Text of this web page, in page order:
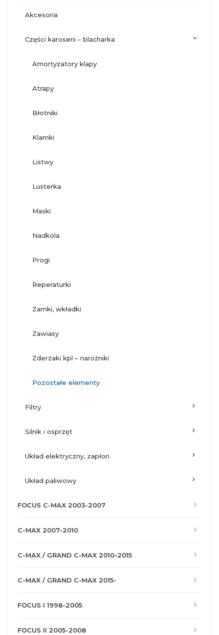
akcesoria
części karoserii – blacharka
amortyzatory klapy
atrapy
błotniki
klamki
listwy
lusterka
maski
nadkola
progi
reperaturki
zamki, wkładki
zawiasy
zderzaki kpl – narożniki
pozostałe elementy
filtry
silnik i osprzęt
układ elektryczny, zapłon
układ paliwowy
FOCUS C-MAX 2003-2007
C-MAX 2007-2010
C-MAX / GRAND C-MAX 2010-2015
C-MAX / GRAND C-MAX 2015-
FOCUS I 1998-2005
FOCUS II 2005-2008